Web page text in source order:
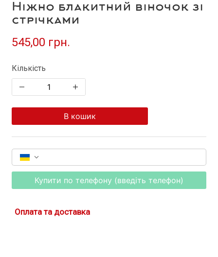
Ніжно блакитний віночок зі
стрічками
545,00 грн.
Кількість
В кошик
Купити по телефону (введіть телефон)
Оплата та доставка